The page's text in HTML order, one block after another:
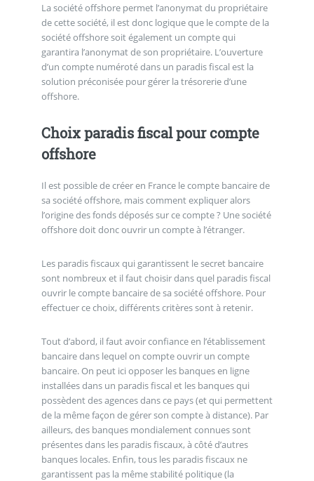
La société offshore permet l’anonymat du propriétaire
de cette société, il est donc logique que le compte de la
société offshore soit également un compte qui
garantira l’anonymat de son propriétaire. L’ouverture
d’un compte numéroté dans un paradis fiscal est la
solution préconisée pour gérer la trésorerie d’une
offshore.
Choix paradis fiscal pour compte
offshore
Il est possible de créer en France le compte bancaire de
sa société offshore, mais comment expliquer alors
l’origine des fonds déposés sur ce compte ? Une société
offshore doit donc ouvrir un compte à l’étranger.
Les paradis fiscaux qui garantissent le secret bancaire
sont nombreux et il faut choisir dans quel paradis fiscal
ouvrir le compte bancaire de sa société offshore. Pour
effectuer ce choix, différents critères sont à retenir.
Tout d’abord, il faut avoir confiance en l’établissement
bancaire dans lequel on compte ouvrir un compte
bancaire. On peut ici opposer les banques en ligne
installées dans un paradis fiscal et les banques qui
possèdent des agences dans ce pays (et qui permettent
de la même façon de gérer son compte à distance). Par
ailleurs, des banques mondialement connues sont
présentes dans les paradis fiscaux, à côté d’autres
banques locales. Enfin, tous les paradis fiscaux ne
garantissent pas la même stabilité politique (la